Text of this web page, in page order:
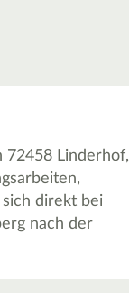
72458 Linderhof,
direkt bei
nach der